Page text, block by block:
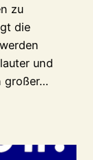
zu
die
und
großer…